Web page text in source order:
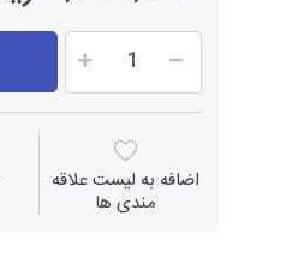
اضافه به لیست علاقه
مندی ها